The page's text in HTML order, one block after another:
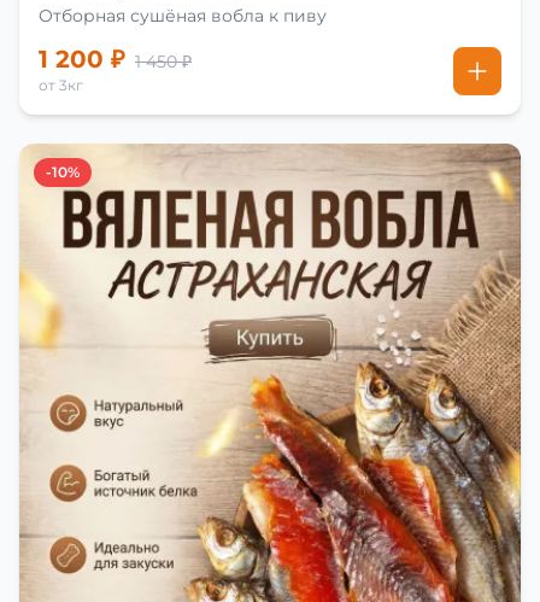
Отборная сушёная вобла к пиву
1 200 ₽ 1 450 ₽
от 3кг
-10%